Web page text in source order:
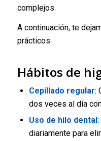
complejos.
A continuación, te
prácticos:
Hábitos de
Cepillado regular:
dos veces al día
Uso de hilo dental
diariamente para